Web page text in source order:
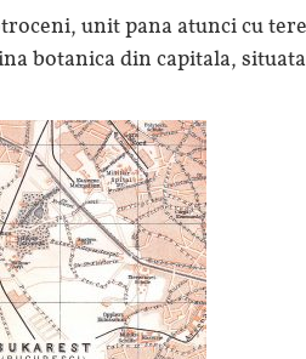
unit pana atunci cu
botanica din capitala,